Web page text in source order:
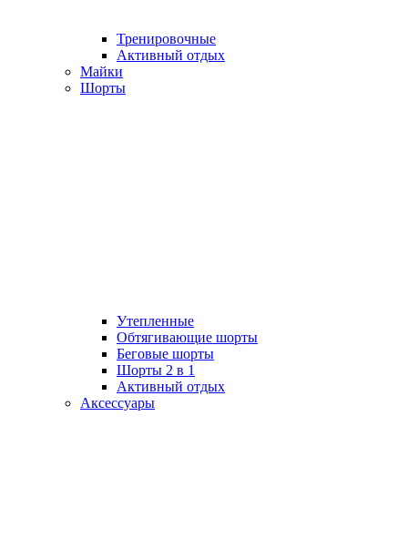
Тренировочные
Активный отдых
Майки
Шорты
Утепленные
Обтягивающие шорты
Беговые шорты
Шорты 2 в 1
Активный отдых
Аксессуары